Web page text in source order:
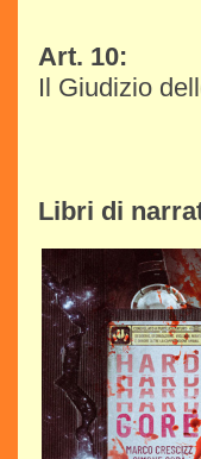
Art. 10:
Il Giudizio
Libri di